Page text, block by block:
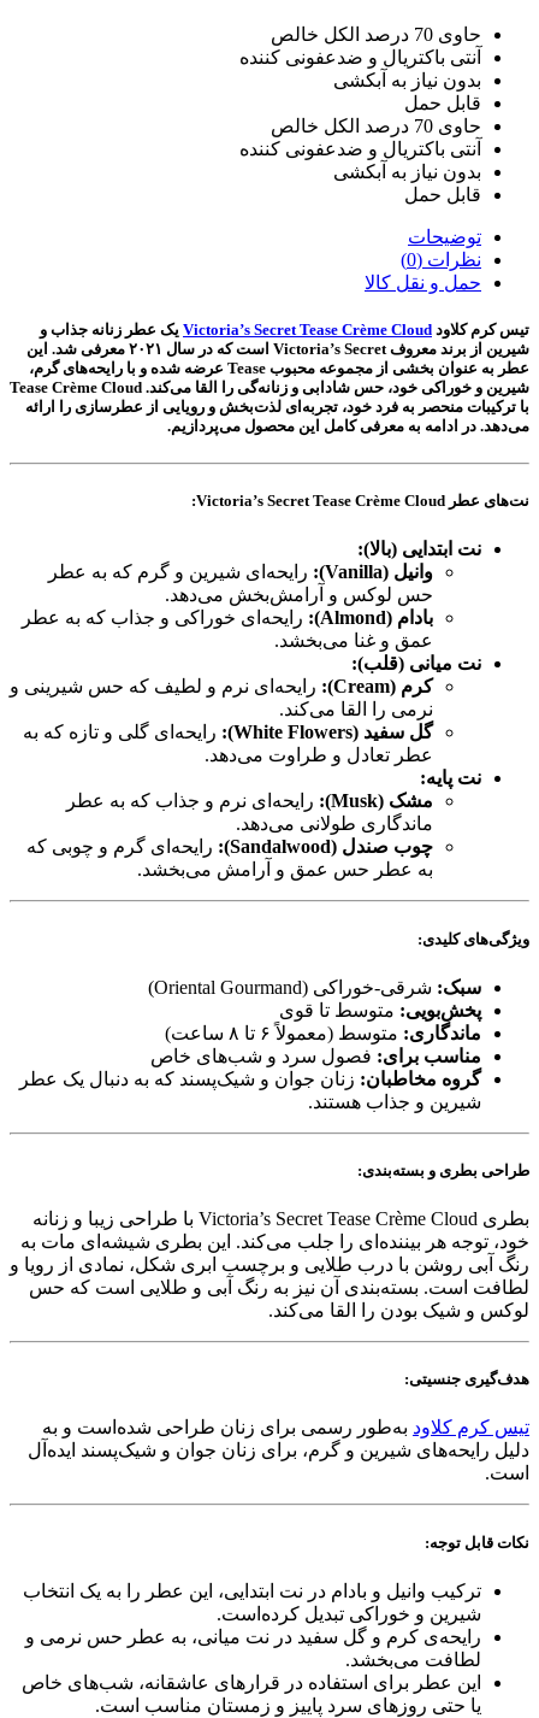
حاوی 70 درصد الکل خالص
آنتی باکتریال و ضدعفونی کننده
بدون نیاز به آبکشی
قابل حمل
حاوی 70 درصد الکل خالص
آنتی باکتریال و ضدعفونی کننده
بدون نیاز به آبکشی
قابل حمل
توضیحات
نظرات (0)
حمل و نقل کالا
تیس کرم کلاود Victoria’s Secret Tease Crème Cloud یک عطر زنانه جذاب و
شیرین از برند معروف Victoria’s Secret
است که در سال ۲۰۲۱ معرفی شد. این
عطر به عنوان بخشی از مجموعه محبوب Tease عرضه شده و با رایحه‌های گرم،
شیرین و خوراکی خود، حس شادابی و زنانه‌گی را القا می‌کند. Tease Crème Cloud
با ترکیبات منحصر به فرد خود، تجربه‌ای لذت‌بخش و رویایی از عطرسازی را ارائه
می‌دهد. در ادامه به معرفی کامل این محصول می‌پردازیم.
نت‌های عطر Victoria’s Secret Tease Crème Cloud:
نت ابتدایی (بالا):
وانیل (Vanilla):
رایحه‌ای شیرین و گرم که به عطر
حس لوکس و آرامش‌بخش می‌دهد.
بادام (Almond):
رایحه‌ای خوراکی و جذاب که به عطر
عمق و غنا می‌بخشد.
نت میانی (قلب):
کرم (Cream):
رایحه‌ای نرم و لطیف که حس شیرینی و
نرمی را القا می‌کند.
گل سفید (White Flowers):
رایحه‌ای گلی و تازه که به
عطر تعادل و طراوت می‌دهد.
نت پایه:
مشک (Musk):
رایحه‌ای نرم و جذاب که به عطر
ماندگاری طولانی می‌دهد.
چوب صندل (Sandalwood):
رایحه‌ای گرم و چوبی که
به عطر حس عمق و آرامش می‌بخشد.
ویژگی‌های کلیدی:
سبک: شرقی-خوراکی (Oriental Gourmand)
پخش‌بویی: متوسط تا قوی
ماندگاری: متوسط (معمولاً ۶ تا ۸ ساعت)
مناسب برای: فصول سرد و شب‌های خاص
گروه مخاطبان: زنان جوان و شیک‌پسند که به دنبال یک عطر
شیرین و جذاب هستند.
طراحی بطری و بسته‌بندی:
بطری Victoria’s Secret Tease Crème Cloud با طراحی زیبا و زنانه
خود، توجه هر بیننده‌ای را جلب می‌کند. این بطری شیشه‌ای مات به
رنگ آبی روشن با درب طلایی و برچسب ابری شکل، نمادی از رویا و
لطافت است. بسته‌بندی آن نیز به رنگ آبی و طلایی است که حس
لوکس و شیک بودن را القا می‌کند.
هدف‌گیری جنسیتی:
تیس کرم کلاود به‌طور رسمی برای زنان طراحی شده‌است و به
دلیل رایحه‌های شیرین و گرم، برای زنان جوان و شیک‌پسند ایده‌آل
است.
نکات قابل توجه:
ترکیب وانیل و بادام در نت ابتدایی، این عطر را به یک انتخاب
شیرین و خوراکی تبدیل کرده‌است.
رایحه‌ی کرم و گل سفید در نت میانی، به عطر حس نرمی و
لطافت می‌بخشد.
این عطر برای استفاده در قرارهای عاشقانه، شب‌های خاص
یا حتی روزهای سرد پاییز و زمستان مناسب است.